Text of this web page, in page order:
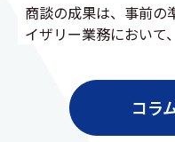
商談の成果は、事前の
イザリー業務におい
コラ